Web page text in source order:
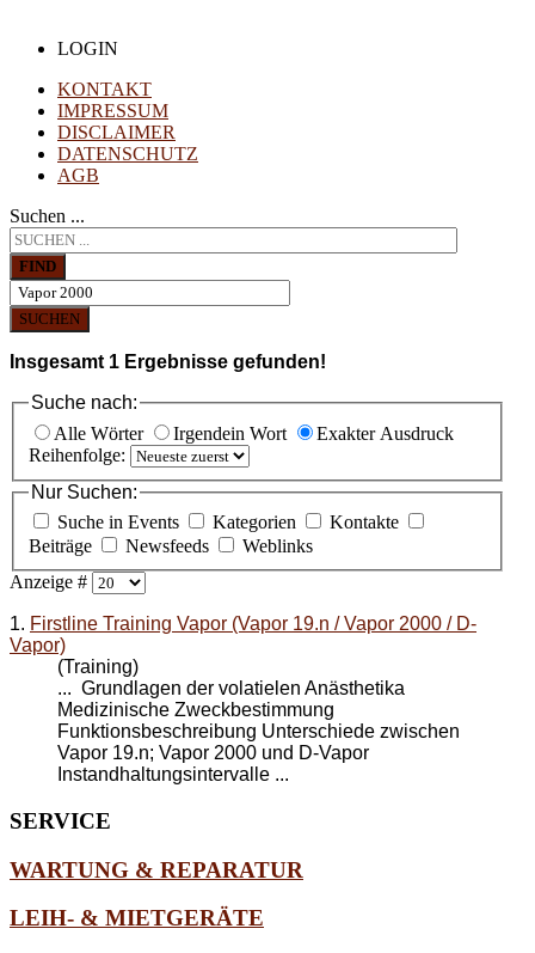
LOGIN
KONTAKT
IMPRESSUM
DISCLAIMER
DATENSCHUTZ
AGB
Suchen ...
FIND
SUCHEN
Insgesamt 1 Ergebnisse gefunden!
Suche nach:
Alle Wörter
Irgendein Wort
Exakter Ausdruck
Reihenfolge:
Nur Suchen:
Suche in Events
Kategorien
Kontakte
Beiträge
Newsfeeds
Weblinks
Anzeige #
1. Firstline Training Vapor (Vapor 19.n / Vapor 2000 / D-
Vapor)
(Training)
... Grundlagen der volatielen Anästhetika
Medizinische Zweckbestimmung
Funktionsbeschreibung Unterschiede zwischen
Vapor 19.n; Vapor 2000 und D-Vapor
Instandhaltungsintervalle ...
SERVICE
WARTUNG & REPARATUR
LEIH- & MIETGERÄTE